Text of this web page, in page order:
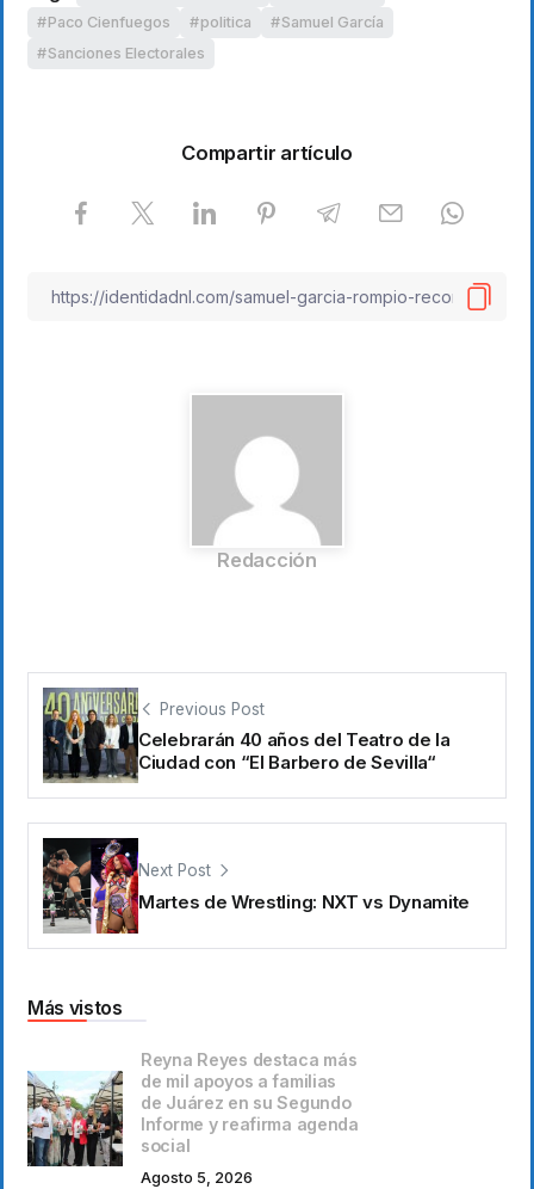
Paco Cienfuegos
politica
Samuel García
Sanciones Electorales
Compartir artículo
Redacción
Previous Post
Celebrarán 40 años del Teatro de la
Ciudad con “El Barbero de Sevilla“
Next Post
Martes de Wrestling: NXT vs Dynamite
Más vistos
Reyna Reyes destaca más
de mil apoyos a familias
de Juárez en su Segundo
Informe y reafirma agenda
social
Agosto 5, 2026